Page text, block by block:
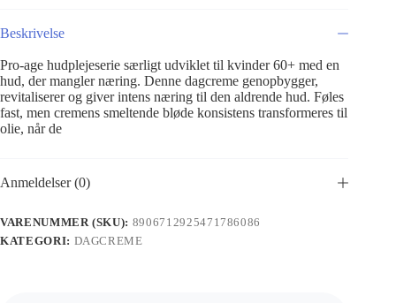
Beskrivelse
Pro-age hudplejeserie særligt udviklet til kvinder 60+ med en
hud, der mangler næring. Denne dagcreme genopbygger,
revitaliserer og giver intens næring til den aldrende hud. Føles
fast, men cremens smeltende bløde konsistens transformeres til
olie, når de
Anmeldelser (0)
VARENUMMER (SKU): 8906712925471786086
KATEGORI: DAGCREME